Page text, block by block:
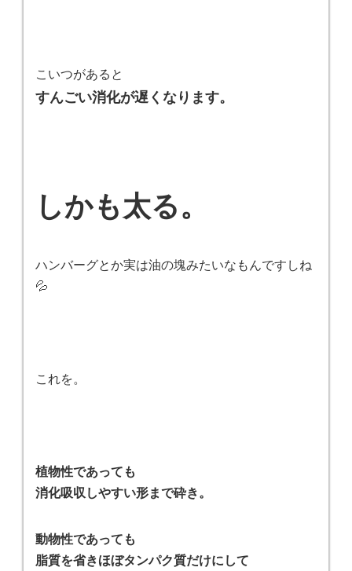
こいつがあると
すんごい消化が遅くなります。
しかも太る。
ハンバーグとか実は油の塊みたいなもんですしね
💦
これを。
植物性であっても
消化吸収しやすい形まで砕き。
動物性であっても
脂質を省きほぼタンパク質だけにして